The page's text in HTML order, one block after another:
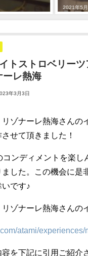
2021年5月
トストロベリー
レ熱海
年3月3日
ゾナーレ熱海さんの
せて頂きました！
コンディメントを楽し
ました。この機会に是
です♪
ゾナーレ熱海さんの
atami/
容を下記に引用ご紹介